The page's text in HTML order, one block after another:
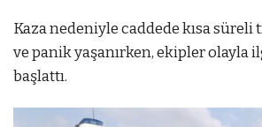
Kaza nedeniyle caddede kısa
ve panik yaşanırken, ekipler olayla
başlattı.